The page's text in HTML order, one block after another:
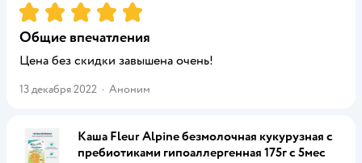
Рейтинг:5
Общие впечатления
Цена без скидки завышена очень!
13 декабря 2022 · Аноним
Каша Fleur Alpine безмолочная кукурузная с
пребиотиками гипоаллергенная 175г с 5мес